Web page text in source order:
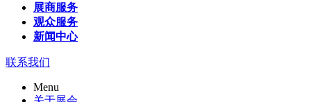
展商服务
观众服务
新闻中心
联系我们
Menu